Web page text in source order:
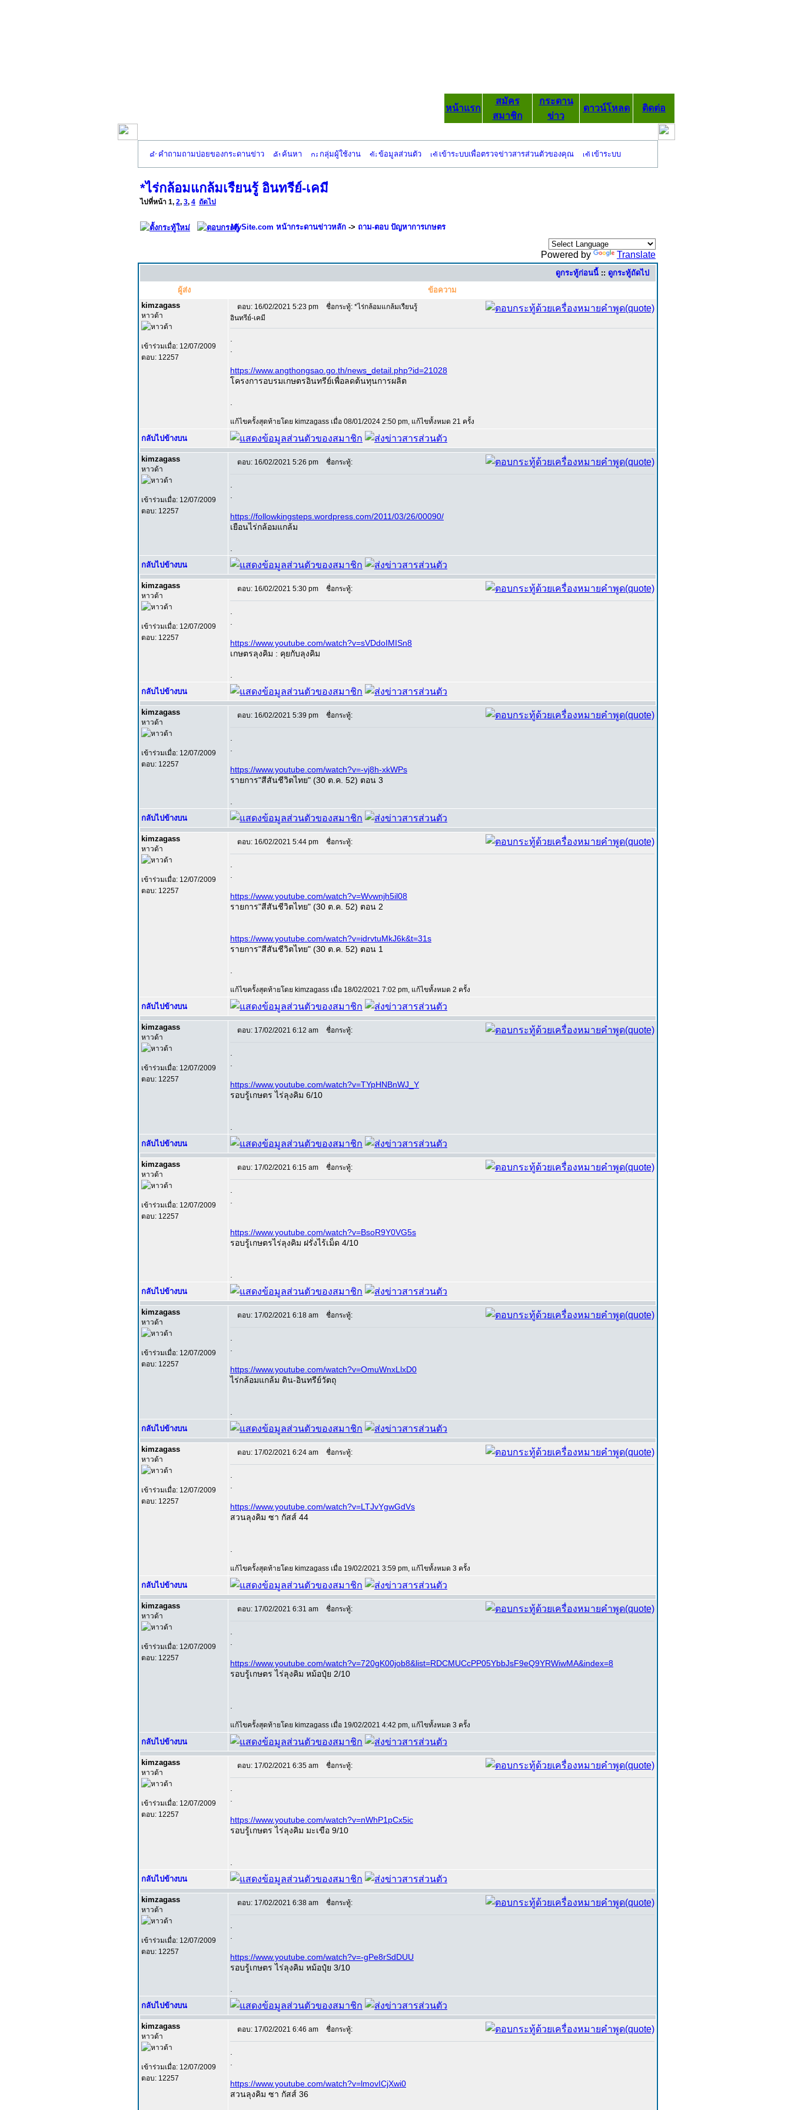
หน้าแรก
สมัคร
สมาชิก
กระดาน
ข่าว
ดาวน์โหลด ติดต่อ
คำถามถามบ่อยของกระดานข่าว ค้นหา กลุ่มผู้ใช้งาน ข้อมูลส่วนตัว เข้าระบบเพื่อตรวจข่าวสารส่วนตัวของคุณ เข้าระบบ
*ไร่กล้อมแกล้มเรืยนรู้ อินทรีย์-เคมี
ไปที่หน้า 1, 2, 3, 4 ถัดไป
MySite.com หน้ากระดานข่าวหลัก -> ถาม-ตอบ ปัญหาการเกษตร
Powered by Translate
ดูกระทู้ก่อนนี้ :: ดูกระทู้ถัดไป
ผู้ส่ง
ข้อความ
kimzagass
หาวด้า
เข้าร่วมเมื่อ: 12/07/2009
ตอบ: 12257
ตอบ: 16/02/2021 5:23 pm
ชื่อกระทู้: *ไร่กล้อมแกล้มเรืยนรู้
อินทรีย์-เคมี
https://www.angthongsao.go.th/news_detail.php?id=21028
โครงการอบรมเกษตรอินทรีย์เพื่อลดต้นทุนการผลิต
แก้ไขครั้งสุดท้ายโดย kimzagass เมื่อ 08/01/2024 2:50 pm, แก้ไขทั้งหมด 21 ครั้ง
กลับไปข้างบน
kimzagass
หาวด้า
เข้าร่วมเมื่อ: 12/07/2009
ตอบ: 12257
ตอบ: 16/02/2021 5:26 pm ชื่อกระทู้:
https://followkingsteps.wordpress.com/2011/03/26/00090/
เยือนไร่กล้อมแกล้ม
กลับไปข้างบน
kimzagass
หาวด้า
เข้าร่วมเมื่อ: 12/07/2009
ตอบ: 12257
ตอบ: 16/02/2021 5:30 pm ชื่อกระทู้:
https://www.youtube.com/watch?v=sVDdoIMISn8
เกษตรลุงคิม : คุยกับลุงคิม
กลับไปข้างบน
kimzagass
หาวด้า
เข้าร่วมเมื่อ: 12/07/2009
ตอบ: 12257
ตอบ: 16/02/2021 5:39 pm ชื่อกระทู้:
https://www.youtube.com/watch?v=-vj8h-xkWPs
รายการ"สีสันชีวิตไทย" (30 ต.ค. 52) ตอน 3
กลับไปข้างบน
kimzagass
หาวด้า
เข้าร่วมเมื่อ: 12/07/2009
ตอบ: 12257
ตอบ: 16/02/2021 5:44 pm ชื่อกระทู้:
https://www.youtube.com/watch?v=Wvwnjh5il08
รายการ"สีสันชีวิตไทย" (30 ต.ค. 52) ตอน 2
https://www.youtube.com/watch?v=idrvtuMkJ6k&t=31s
รายการ"สีสันชีวิตไทย" (30 ต.ค. 52) ตอน 1
แก้ไขครั้งสุดท้ายโดย kimzagass เมื่อ 18/02/2021 7:02 pm, แก้ไขทั้งหมด 2 ครั้ง
กลับไปข้างบน
kimzagass
หาวด้า
เข้าร่วมเมื่อ: 12/07/2009
ตอบ: 12257
ตอบ: 17/02/2021 6:12 am ชื่อกระทู้:
https://www.youtube.com/watch?v=TYpHNBnWJ_Y
รอบรู้เกษตร ไร่ลุงคิม 6/10
กลับไปข้างบน
kimzagass
หาวด้า
เข้าร่วมเมื่อ: 12/07/2009
ตอบ: 12257
ตอบ: 17/02/2021 6:15 am ชื่อกระทู้:
https://www.youtube.com/watch?v=BsoR9Y0VG5s
รอบรู้เกษตรไร่ลุงคิม ฝรั่งไร้เม็ด 4/10
กลับไปข้างบน
kimzagass
หาวด้า
เข้าร่วมเมื่อ: 12/07/2009
ตอบ: 12257
ตอบ: 17/02/2021 6:18 am ชื่อกระทู้:
https://www.youtube.com/watch?v=OmuWnxLlxD0
ไร่กล้อมแกล้ม ดิน-อินทรีย์วัตถุ
กลับไปข้างบน
kimzagass
หาวด้า
เข้าร่วมเมื่อ: 12/07/2009
ตอบ: 12257
ตอบ: 17/02/2021 6:24 am ชื่อกระทู้:
https://www.youtube.com/watch?v=LTJvYgwGdVs
สวนลุงคิม ซา กัสส์ 44
แก้ไขครั้งสุดท้ายโดย kimzagass เมื่อ 19/02/2021 3:59 pm, แก้ไขทั้งหมด 3 ครั้ง
กลับไปข้างบน
kimzagass
หาวด้า
เข้าร่วมเมื่อ: 12/07/2009
ตอบ: 12257
ตอบ: 17/02/2021 6:31 am ชื่อกระทู้:
https://www.youtube.com/watch?v=720gK00job8&list=RDCMUCcPP05YbbJsF9eQ9YRWiwMA&index=8
รอบรู้เกษตร ไร่ลุงคิม หม้อปุ๋ย 2/10
แก้ไขครั้งสุดท้ายโดย kimzagass เมื่อ 19/02/2021 4:42 pm, แก้ไขทั้งหมด 3 ครั้ง
กลับไปข้างบน
kimzagass
หาวด้า
เข้าร่วมเมื่อ: 12/07/2009
ตอบ: 12257
ตอบ: 17/02/2021 6:35 am ชื่อกระทู้:
https://www.youtube.com/watch?v=nWhP1pCx5ic
รอบรู้เกษตร ไร่ลุงคิม มะเขือ 9/10
กลับไปข้างบน
kimzagass
หาวด้า
เข้าร่วมเมื่อ: 12/07/2009
ตอบ: 12257
ตอบ: 17/02/2021 6:38 am ชื่อกระทู้:
https://www.youtube.com/watch?v=-gPe8rSdDUU
รอบรู้เกษตร ไร่ลุงคิม หม้อปุ๋ย 3/10
กลับไปข้างบน
kimzagass
หาวด้า
เข้าร่วมเมื่อ: 12/07/2009
ตอบ: 12257
ตอบ: 17/02/2021 6:46 am ชื่อกระทู้:
https://www.youtube.com/watch?v=lmovICjXwi0
สวนลุงคิม ซา กัสส์ 36